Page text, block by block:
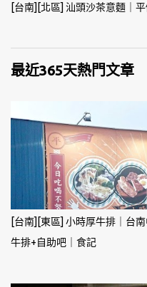
[台南][北區] 汕頭沙茶意麵｜
最近365天熱門文章
[台南][東區] 小時厚牛排｜台
牛排+自助吧｜食記